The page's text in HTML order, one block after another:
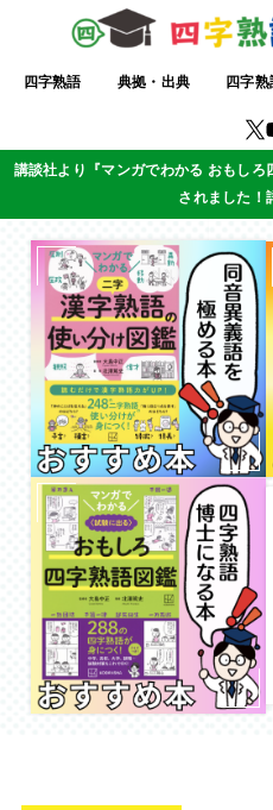
四字熟語 典拠・出典 四字
講談社より『マンガでわかる おもし
されました！